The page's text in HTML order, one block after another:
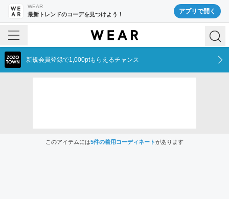
WEAR
最新トレンドのコーデを見つけよう！ アプリで開く
新規会員登録で1,000ptもらえるチャンス
このアイテムには5件の着用コーディネートがあります